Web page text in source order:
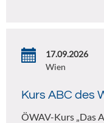
17.09.2026
Wien
Kurs ABC des
ÖWAV-Kurs „Das